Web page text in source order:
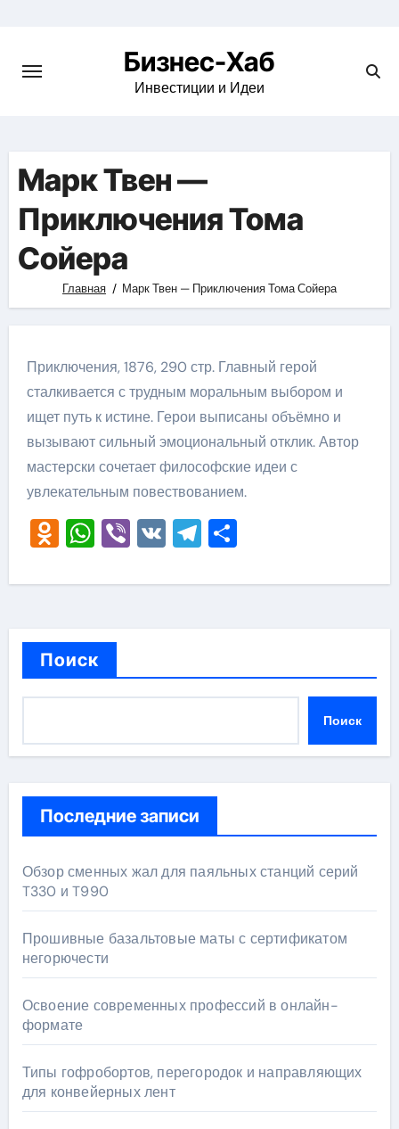
content
Бизнес-Хаб
Инвестиции и Идеи
Марк Твен —
Приключения Тома
Сойера
Главная Марк Твен — Приключения Тома Сойера
Приключения, 1876, 290 стр. Главный герой
сталкивается с трудным моральным выбором и
ищет путь к истине. Герои выписаны объёмно и
вызывают сильный эмоциональный отклик. Автор
мастерски сочетает философские идеи с
увлекательным повествованием.
Odnoklassniki
WhatsApp
Viber
VKTelegram
Отправить
Поиск
Поиск
Последние записи
Обзор сменных жал для паяльных станций серий
T330 и T990
Прошивные базальтовые маты с сертификатом
негорючести
Освоение современных профессий в онлайн-
формате
Типы гофробортов, перегородок и направляющих
для конвейерных лент